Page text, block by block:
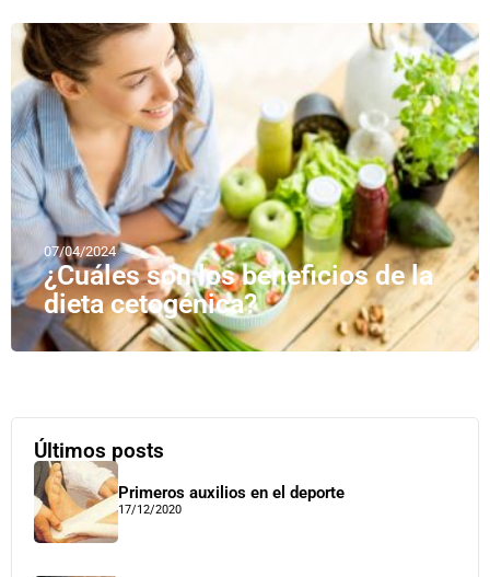
07/04/2024
¿Cuáles son los beneficios de la
dieta cetogénica?
Últimos posts
Primeros auxilios en el deporte
17/12/2020